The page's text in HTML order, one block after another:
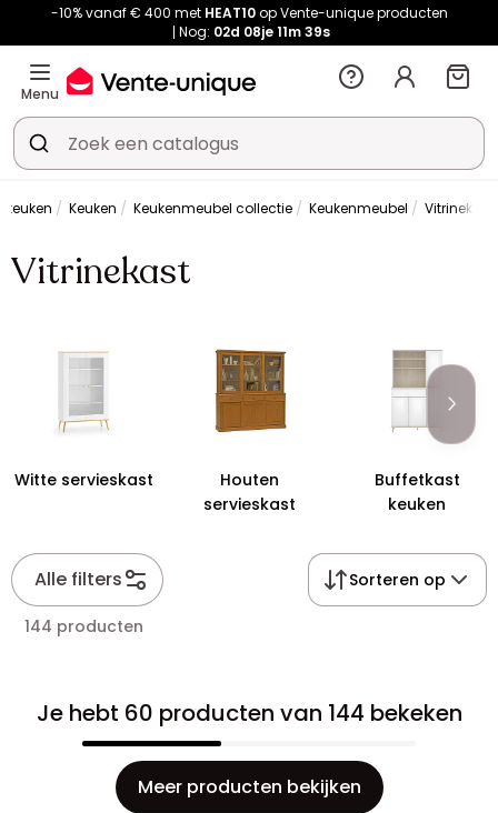
-10% vanaf € 400 met HEAT10op Vente-unique producten
Nog: 02d 08je 11m 39s
Menu
keuken Keuken Keukenmeubel collectie Keukenmeubel Vitrinekast
Vitrinekast
Witte servieskast
Houten
servieskast
Buffetkast
keuken
Alle filters Sorteren op
144 producten
Je hebt 60 producten van 144 bekeken
Meer producten bekijken